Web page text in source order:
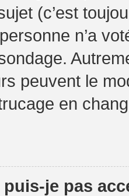
(c’est
n’a
peuvent le
en
je pas